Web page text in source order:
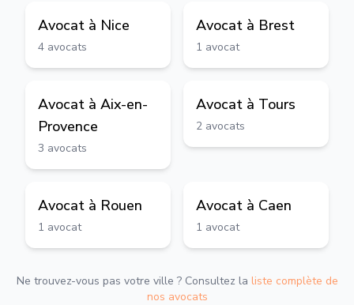
Avocat à Nice
4 avocats
Avocat à Brest
1 avocat
Avocat à Aix-en-
Provence
3 avocats
Avocat à Tours
2 avocats
Avocat à Rouen
1 avocat
Avocat à Caen
1 avocat
Ne trouvez-vous pas votre ville ? Consultez la liste complète de
nos avocats